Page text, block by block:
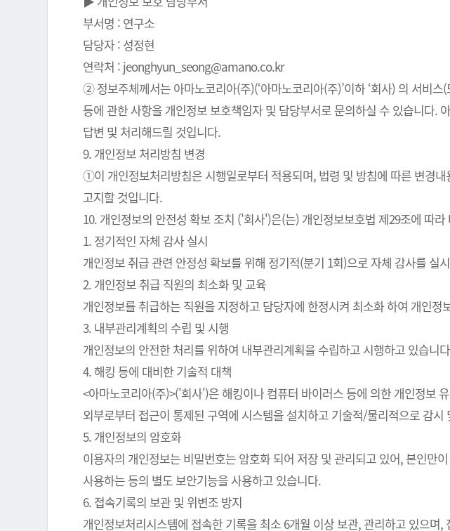
부서명 : 연구소
담당자 : 성정현
연락처 : jeonghyun_seong@amano.co.kr
② 정보주체께서는 아마노코리아(주)(‘아마노코리아(주)’이하 ‘회사) 의 서비
등에 관한 사항을 개인정보 보호책임자 및 담당부서로 문의하실 수 있습니다.
답변 및 처리해드릴 것입니다.
9. 개인정보 처리방침 변경
①이 개인정보처리방침은 시행일로부터 적용되며, 법령 및 방침에 따른 변경
고지할 것입니다.
10. 개인정보의 안전성 확보 조치 ('회사')은(는) 개인정보보호법 제29조에 따
1. 정기적인 자체 감사 실시
개인정보 취급 관련 안정성 확보를 위해 정기적(분기 1회)으로 자체 감사를 실
2. 개인정보 취급 직원의 최소화 및 교육
개인정보를 취급하는 직원을 지정하고 담당자에 한정시켜 최소화 하여 개인
3. 내부관리계획의 수립 및 시행
개인정보의 안전한 처리를 위하여 내부관리계획을 수립하고 시행하고 있습니
4. 해킹 등에 대비한 기술적 대책
<아마노코리아(주)>('회사')은 해킹이나 컴퓨터 바이러스 등에 의한 개인정보
외부로부터 접근이 통제된 구역에 시스템을 설치하고 기술적/물리적으로 감시
5. 개인정보의 암호화
이용자의 개인정보는 비밀번호는 암호화 되어 저장 및 관리되고 있어, 본인만
사용하는 등의 별도 보안기능을 사용하고 있습니다.
6. 접속기록의 보관 및 위변조 방지
개인정보처리시스템에 접속한 기록을 최소 6개월 이상 보관, 관리하고 있으